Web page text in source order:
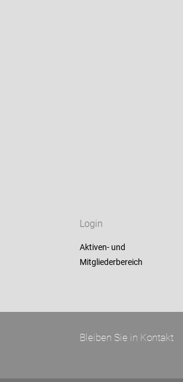
Login
Aktiven- und
Mitgliederbereich
Bleiben Sie in Kontakt